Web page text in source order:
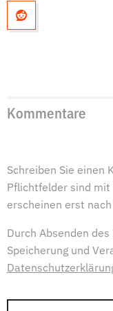
Kommentare
Schreiben Sie einen
Pflichtfelder sind
erscheinen erst
Durch Absenden
Speicherung und